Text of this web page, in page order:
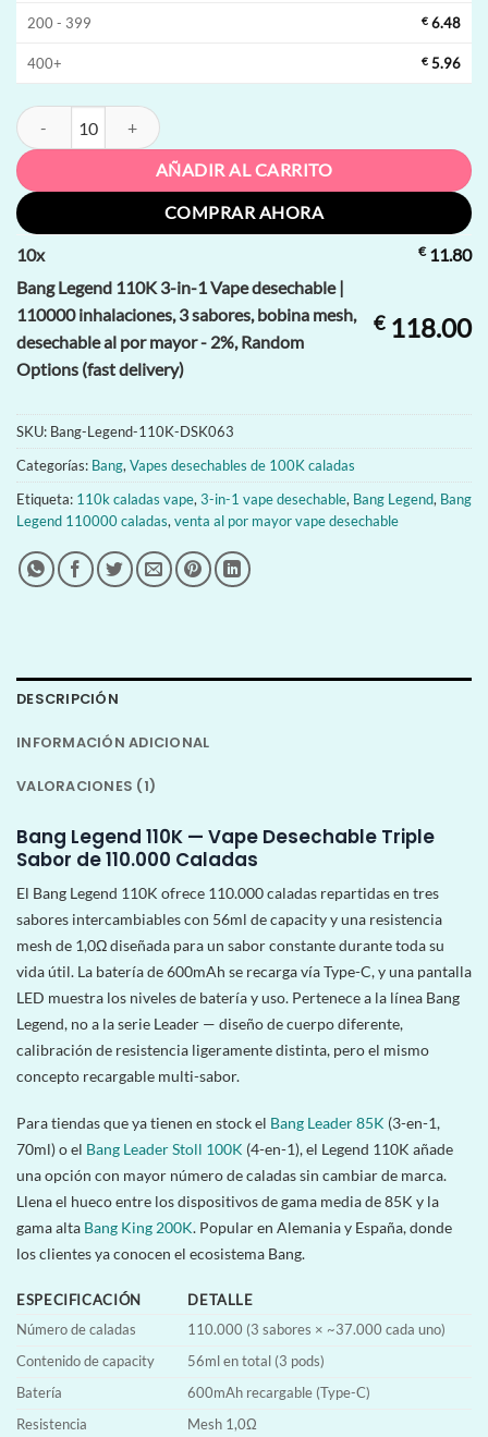
200 - 399 € 6.48
400+ € 5.96
Bang Legend 110K 3-in-1 Vape desechable | 110000 inhalaciones, 3
AÑADIR AL CARRITO
COMPRAR AHORA
10x €11.80
Bang Legend 110K 3-in-1 Vape desechable |
110000 inhalaciones, 3 sabores, bobina mesh,
desechable al por mayor - 2%, Random
Options (fast delivery)
€118.00
SKU: Bang-Legend-110K-DSK063
Categorías: Bang, Vapes desechables de 100K caladas
Etiqueta: 110k caladas vape, 3-in-1 vape desechable, Bang Legend, Bang
Legend 110000 caladas, venta al por mayor vape desechable
DESCRIPCIÓN
INFORMACIÓN ADICIONAL
VALORACIONES (1)
Bang Legend 110K — Vape Desechable Triple
Sabor de 110.000 Caladas
El Bang Legend 110K ofrece 110.000 caladas repartidas en tres
sabores intercambiables con 56ml de capacity y una resistencia
mesh de 1,0Ω diseñada para un sabor constante durante toda su
vida útil. La batería de 600mAh se recarga vía Type-C, y una pantalla
LED muestra los niveles de batería y uso. Pertenece a la línea Bang
Legend, no a la serie Leader — diseño de cuerpo diferente,
calibración de resistencia ligeramente distinta, pero el mismo
concepto recargable multi-sabor.
Para tiendas que ya tienen en stock el Bang Leader 85K (3-en-1,
70ml) o el Bang Leader Stoll 100K (4-en-1), el Legend 110K añade
una opción con mayor número de caladas sin cambiar de marca.
Llena el hueco entre los dispositivos de gama media de 85K y la
gama alta Bang King 200K. Popular en Alemania y España, donde
los clientes ya conocen el ecosistema Bang.
ESPECIFICACIÓN
DETALLE
Número de caladas
110.000 (3 sabores × ~37.000 cada uno)
Contenido de capacity
56ml en total (3 pods)
Batería
600mAh recargable (Type-C)
Resistencia
Mesh 1,0Ω